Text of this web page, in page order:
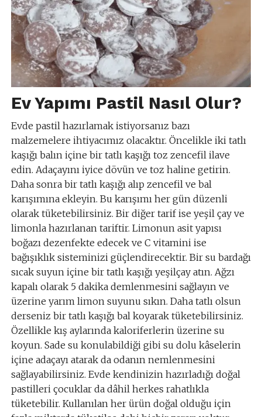
Ev Yapımı Pastil Nasıl Olur?
Evde pastil hazırlamak istiyorsanız bazı
malzemelere ihtiyacımız olacaktır. Öncelikle iki tatlı
kaşığı balın içine bir tatlı kaşığı toz zencefil ilave
edin. Adaçayını iyice dövün ve toz haline getirin.
Daha sonra bir tatlı kaşığı alıp zencefil ve bal
karışımına ekleyin. Bu karışımı her gün düzenli
olarak tüketebilirsiniz. Bir diğer tarif ise yeşil çay ve
limonla hazırlanan tariftir. Limonun asit yapısı
boğazı dezenfekte edecek ve C vitamini ise
bağışıklık sisteminizi güçlendirecektir. Bir su bardağı
sıcak suyun içine bir tatlı kaşığı yeşilçay atın. Ağzı
kapalı olarak 5 dakika demlenmesini sağlayın ve
üzerine yarım limon suyunu sıkın. Daha tatlı olsun
derseniz bir tatlı kaşığı bal koyarak tüketebilirsiniz.
Özellikle kış aylarında kaloriferlerin üzerine su
koyun. Sade su konulabildiği gibi su dolu kâselerin
içine adaçayı atarak da odanın nemlenmesini
sağlayabilirsiniz. Evde kendinizin hazırladığı doğal
pastilleri çocuklar da dâhil herkes rahatlıkla
tüketebilir. Kullanılan her ürün doğal olduğu için